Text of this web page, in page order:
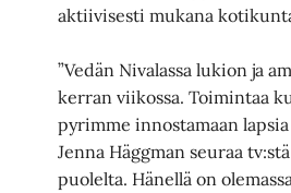
aktiivisesti mukana
”Vedän Nivalassa lukion ja
kerran viikossa. Toimintaa
pyrimme innostamaan
Jenna Häggman seuraa
puolelta. Hänellä on